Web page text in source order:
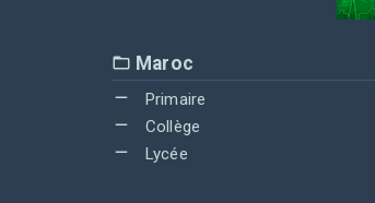
Maroc
Primaire
Collège
Lycée